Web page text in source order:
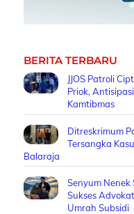
BERITA TERBARU
JJOS Patroli
Priok,
Kamtibmas
Ditreskrimum
Tersangka
Balaraja
Senyum
Sukses
Umrah Subsidi